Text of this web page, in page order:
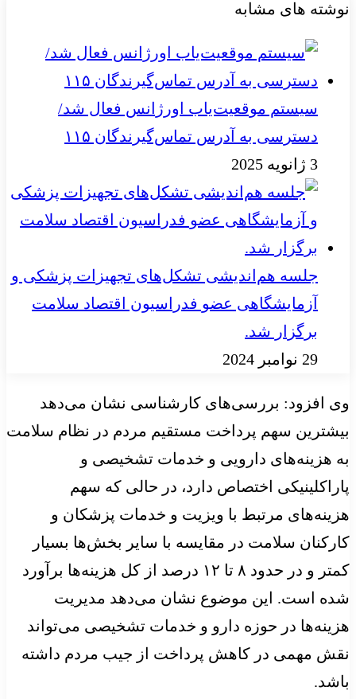
نوشته های مشابه
سیستم موقعیت‌یاب اورژانس فعال شد/
دسترسی به آدرس تماس‌گیرندگان ۱۱۵
3 ژانویه 2025
جلسه هم‌اندیشی تشکل‌های تجهیزات پزشکی و
آزمایشگاهی عضو فدراسیون اقتصاد سلامت
برگزار شد.
29 نوامبر 2024
وی افزود: بررسی‌های کارشناسی نشان می‌دهد
بیشترین سهم پرداخت مستقیم مردم در نظام سلامت
به هزینه‌های دارویی و خدمات تشخیصی و
پاراکلینیکی اختصاص دارد، در حالی که سهم
هزینه‌های مرتبط با ویزیت و خدمات پزشکان و
کارکنان سلامت در مقایسه با سایر بخش‌ها بسیار
کمتر و در حدود ۸ تا ۱۲ درصد از کل هزینه‌ها برآورد
شده است. این موضوع نشان می‌دهد مدیریت
هزینه‌ها در حوزه دارو و خدمات تشخیصی می‌تواند
نقش مهمی در کاهش پرداخت از جیب مردم داشته
باشد.